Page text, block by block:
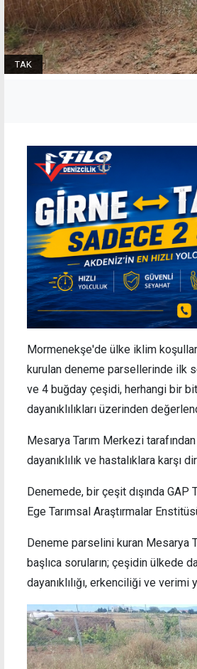
TAK
Mormenekşe'de ülke iklim
kurulan deneme parsellerinde ilk
ve 4 buğday çeşidi, herhangi bir
dayanıklılıkları üzerinden
Mesarya Tarım Merkezi
dayanıklılık ve hastalıklara karşı
Denemede, bir çeşit dışında GAP
Ege Tarımsal Araştırmalar
Deneme parselini kuran Mesarya
başlıca soruların; çeşidin ülkede
dayanıklılığı, erkenciliği ve
Tüm hava sporları ve dron uçuşları
günlüğüne yasaklandı